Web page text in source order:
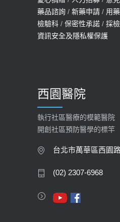
114年【公費流感及
預約
2025-09-30
【快速肝癌篩檢MRI
2026-02-06
大吃大喝、肥胖害到
膽息肉如何處理？
2023-09-27
藥品諮詢 / 新藥申請 / 用
檢驗科 / 保密性承諾 / 採
資訊安全及隱私權保護
西園醫院
執行社區醫療的模範醫院
開創社區預防醫學的標竿
台北市萬華區西園
(02) 2307-6968